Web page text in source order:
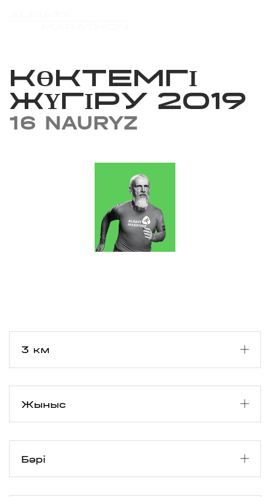
КӨКТЕМГІ
ЖҮГІРУ 2019
16 NAURYZ